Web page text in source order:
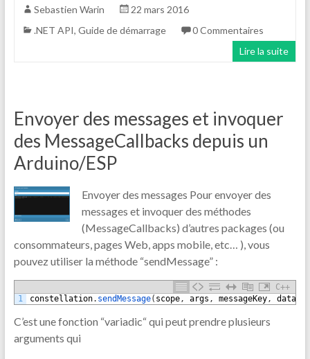
Sebastien Warin
22 mars 2016
.NET API, Guide de démarrage
0 Commentaires
Lire la suite
Envoyer des messages et invoquer
des MessageCallbacks depuis un
Arduino/ESP
Envoyer des messages Pour envoyer des
messages et invoquer des méthodes
(MessageCallbacks) d’autres packages (ou
consommateurs, pages Web, apps mobile, etc… ), vous
pouvez utiliser la méthode “sendMessage” :
C++
1
constellation. sendMessage( scope, args , messageKey, data
C’est une fonction “variadic“ qui peut prendre plusieurs
arguments qui